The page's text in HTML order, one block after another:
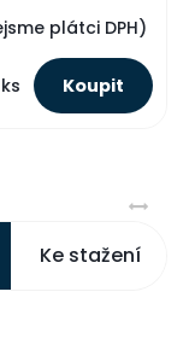
plátci DPH)
ks
Ke stažení